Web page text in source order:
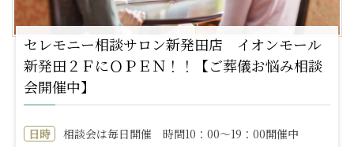
セレモニー相談サロン新発田店 イオンモール
新発田２ＦにＯＰＥＮ！！【ご葬儀お悩み相談
会開催中】
日時
相談会は毎日開催 時間10：00～19：00開催中